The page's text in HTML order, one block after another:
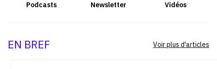
Podcasts Newsletter Vidéos
EN BREF Voir plus d'articles